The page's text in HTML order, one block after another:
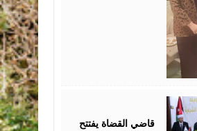
قاضي القضاة يفتتح